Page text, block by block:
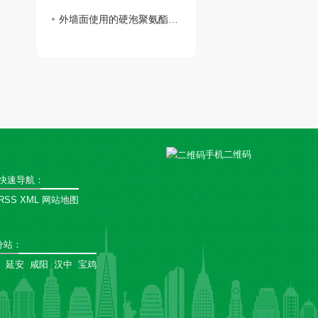
外墙面使用的硬泡聚氨酯复合陶瓷薄板一体板有何魅力？
速导航：
XML 网站地图
站 ：
延安 咸阳 汉中 宝鸡
手机二维码